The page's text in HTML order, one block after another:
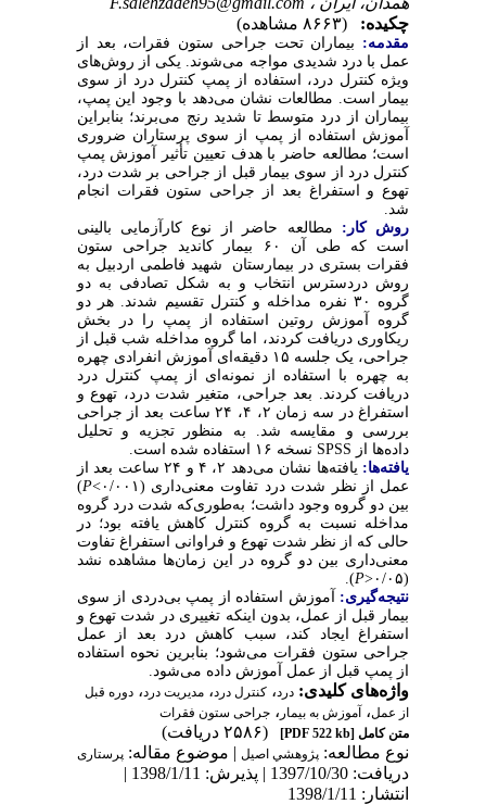
چکیده:
(۸۶۶۳ مشاهده)
مقدمه: بیماران تحت جراحی ستون فقرات، بعد از
عمل با درد شدیدی مواجه می‌شوند. یکی از روش‌های
ویژه کنترل درد، استفاده از پمپ کنترل درد از سوی
بیمار است. مطالعات نشان می‌دهد با وجود این پمپ،
بیماران از درد متوسط تا شدید رنج می‌برند؛ بنابراین
آموزش استفاده از پمپ از سوی پرستاران ضروری
است؛ مطالعه حاضر با هدف تعیین تأثیر آموزش پمپ
کنترل درد از سوی بیمار قبل از جراحی بر شدت درد،
تهوع و استفراغ بعد از جراحی ستون فقرات انجام
شد.
روش کار : مطالعه حاضر از نوع کارآزمایی بالینی
است که طی آن ۶۰ بیمار کاندید جراحی ستون
فقرات بستری در بیمارستان شهید فاطمی اردبیل به
روش دردسترس انتخاب و به شکل تصادفی به دو
گروه ۳۰ نفره مداخله و کنترل تقسیم شدند. هر دو
گروه آموزش روتین استفاده از پمپ را در بخش
ریکاوری دریافت کردند، اما گروه مداخله شب قبل از
جراحی، یک جلسه ۱۵ دقیقه‌ای آموزش انفرادی چهره
به چهره با استفاده از نمونه‌ای از پمپ کنترل درد
دریافت کردند. بعد جراحی، متغیر شدت درد، تهوع و
استفراغ در سه زمان ۲، ۴، ۲۴ ساعت بعد از جراحی
بررسی و مقایسه شد. به منظور تجزیه و تحلیل
داده‌ها از SPSS نسخه ۱۶ استفاده شده است.
یافته‌ها:
یافته‌ها نشان می‌دهد ۲، ۴ و ۲۴ ساعت بعد از
عمل از نظر شدت درد تفاوت معنی‌داری (۰/۰۰۱
<
P
)
بین دو گروه وجود داشت؛ به‌طوری‌که شدت درد گروه
مداخله نسبت به گروه کنترل کاهش یافته بود؛ در
حالی‌ که از نظر شدت تهوع و فراوانی استفراغ تفاوت
معنی‌داری بین دو گروه در این زمان‌ها مشاهده نشد
(۰/۰۵
>
P
).
نتیجه‌گیری: آموزش استفاده از پمپ بی‌دردی از سوی
بیمار قبل از عمل، بدون اینکه تغییری در شدت تهوع و
استفراغ ایجاد کند، سبب کاهش درد بعد از عمل
جراحی ستون فقرات می‌شود؛ بنابرین نحوه استفاده
از پمپ قبل از عمل آموزش داده می‌شود.
واژه‌های کلیدی: درد، کنترل درد، مدیریت درد، دوره قبل
از عمل، آموزش به بیمار ، جراحی ستون فقرات
متن کامل[PDF 522 kb]
(۲۵۸۶ دریافت)
نوع مطالعه: پژوهشي اصیل | موضوع مقاله: پرستاری
دریافت: 1397/10/30 | پذیرش: 1398/1/11 |
انتشار: 1398/1/11